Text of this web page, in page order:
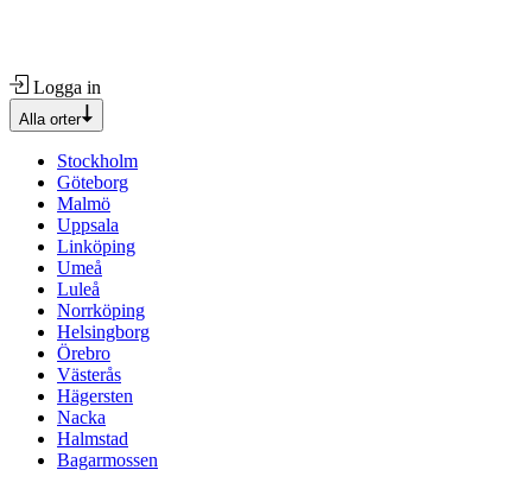
Logga in
Alla orter
Stockholm
Göteborg
Malmö
Uppsala
Linköping
Umeå
Luleå
Norrköping
Helsingborg
Örebro
Västerås
Hägersten
Nacka
Halmstad
Bagarmossen